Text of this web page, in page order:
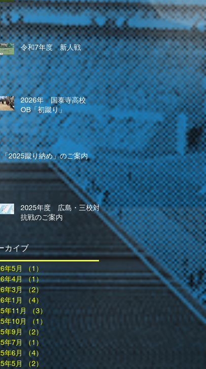
令和7年度 新人戦
2026年 国泰寺高校
OB「初蹴り」
「2025蹴り納め」のご案内
2025年度 広島・三校対
抗戦のご案内
カイブ
年5月 （1）
年4月 （1）1件の記事
年3月 （2）2件の記事
年1月
（4）
年11月
（3）
3件の記事
年10月
（1）
年9月 （2）
2件の記事
年7月
（1） 1件の記事
年6月
（4）
4件の記事
年5月
（2）
2件の記事